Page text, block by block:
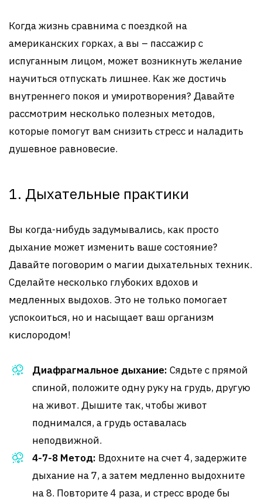
Когда жизнь сравнима с поездкой на
американских горках, а вы – пассажир с
испуганным лицом, может возникнуть желание
научиться отпускать лишнее. Как же достичь
внутреннего покоя и умиротворения? Давайте
рассмотрим несколько полезных методов,
которые помогут вам снизить стресс и наладить
душевное равновесие.
1. Дыхательные практики
Вы когда-нибудь задумывались, как просто
дыхание может изменить ваше состояние?
Давайте поговорим о магии дыхательных техник.
Сделайте несколько глубоких вдохов и
медленных выдохов. Это не только помогает
успокоиться, но и насыщает ваш организм
кислородом!
Диафрагмальное дыхание: Сядьте с прямой
спиной, положите одну руку на грудь, другую
на живот. Дышите так, чтобы живот
поднимался, а грудь оставалась
неподвижной.
4-7-8 Метод: Вдохните на счет 4, задержите
дыхание на 7, а затем медленно выдохните
на 8. Повторите 4 раза, и стресс вроде бы